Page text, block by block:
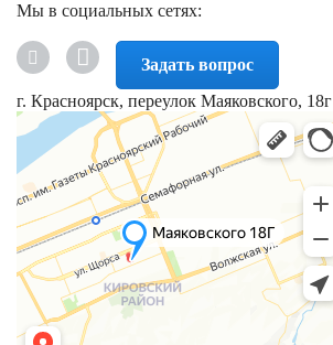
Мы в социальных сетях:
Задать вопрос
г. Красноярск, переулок Маяковского, 18г